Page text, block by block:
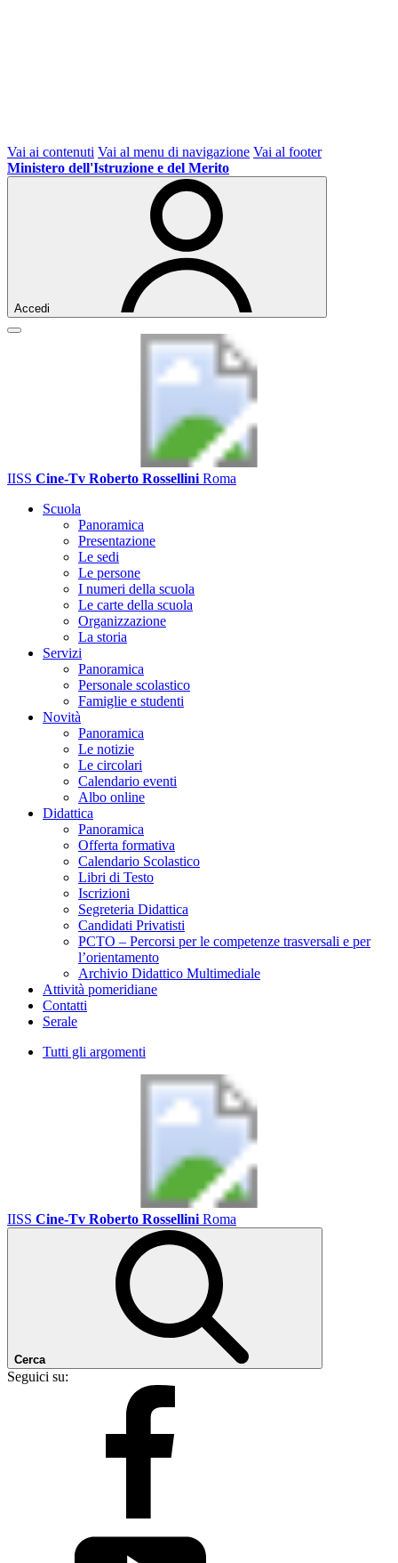
Vai ai contenuti Vai al menu di navigazione Vai al footer
Ministero dell'Istruzione e del Merito
Accedi
IISS Cine-Tv Roberto Rossellini Roma
Scuola
Panoramica
Presentazione
Le sedi
Le persone
I numeri della scuola
Le carte della scuola
Organizzazione
La storia
Servizi
Panoramica
Personale scolastico
Famiglie e studenti
Novità
Panoramica
Le notizie
Le circolari
Calendario eventi
Albo online
Didattica
Panoramica
Offerta formativa
Calendario Scolastico
Libri di Testo
Iscrizioni
Segreteria Didattica
Candidati Privatisti
PCTO – Percorsi per le competenze trasversali e per
l’orientamento
Archivio Didattico Multimediale
Attività pomeridiane
Contatti
Serale
Tutti gli argomenti
IISS Cine-Tv Roberto Rossellini Roma
Cerca
Seguici su: